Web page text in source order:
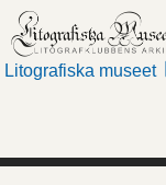
Litografiska museet